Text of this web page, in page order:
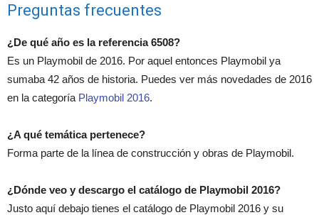
Preguntas frecuentes
¿De qué año es la referencia 6508?
Es un Playmobil de 2016. Por aquel entonces Playmobil ya
sumaba 42 años de historia. Puedes ver más novedades de 2016
en la categoría Playmobil 2016.
¿A qué temática pertenece?
Forma parte de la línea de construcción y obras de Playmobil.
¿Dónde veo y descargo el catálogo de Playmobil 2016?
Justo aquí debajo tienes el catálogo de Playmobil 2016 y su